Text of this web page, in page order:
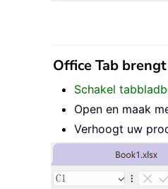
Office Tab
Schakel
Open en maak
Verhoogt uw